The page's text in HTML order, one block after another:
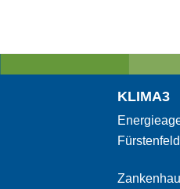
KLIMA3